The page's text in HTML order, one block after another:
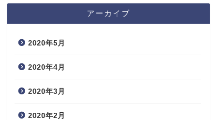
アーカイブ
2020年5月
2020年4月
2020年3月
2020年2月